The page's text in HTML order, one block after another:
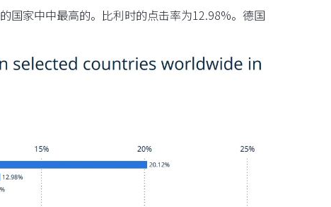
国家中中最高的。比利时的点击率为12.98%。德国